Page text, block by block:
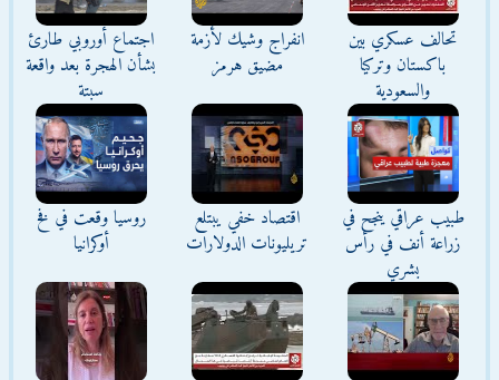
تحالف عسكري بين
باكستان وتركيا
والسعودية
انفراج وشيك لأزمة
مضيق هرمز
اجتماع أوروبي طارئ
بشأن الهجرة بعد واقعة
سبتة
طبيب عراقي ينجح في
زراعة أنف في رأس
بشري
اقتصاد خفي يبتلع
تريليونات الدولارات
روسيا وقعت في فخ
أوكرانيا